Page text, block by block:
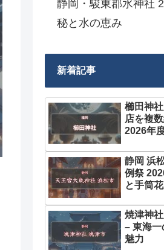
静岡・駿東郡水神社
秘と水の恵み
新着記事
櫛田神
店を複
2026年
静岡 浜
例祭
と手筒
焼津神
– 東海
魅力